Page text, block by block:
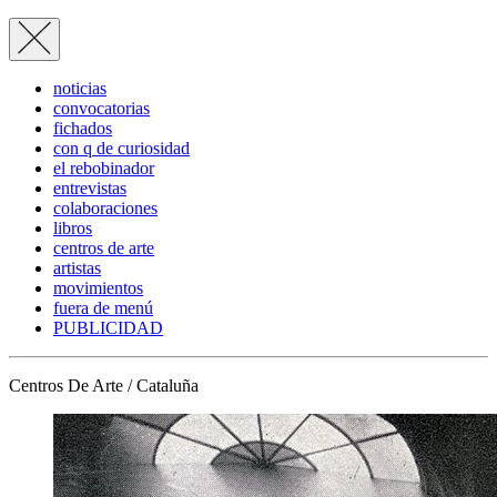
noticias
convocatorias
fichados
con q de curiosidad
el rebobinador
entrevistas
colaboraciones
libros
centros de arte
artistas
movimientos
fuera de menú
PUBLICIDAD
Centros De Arte / Cataluña